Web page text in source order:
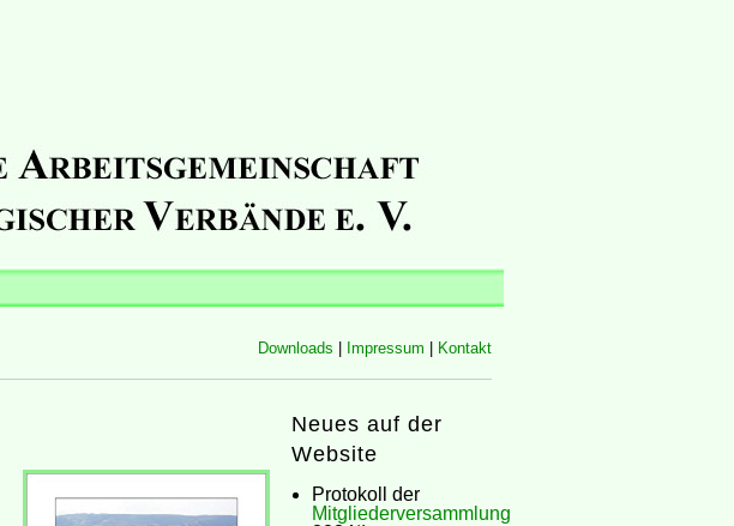
Downloads Impressum Kontakt
Neues auf der
Website
Protokoll der
Mitgliederversammlung